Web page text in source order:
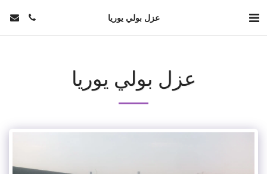
عزل بولي يوريا
عزل بولي يوريا